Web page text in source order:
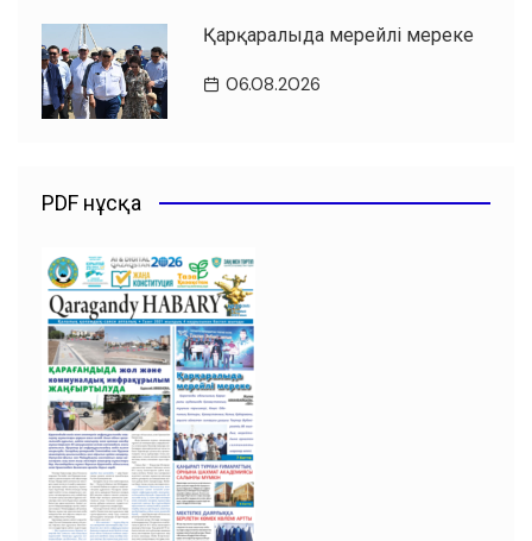
Қарқаралыда мерейлі мереке
06.08.2026
PDF нұсқа